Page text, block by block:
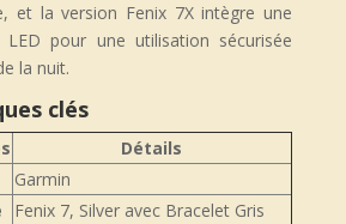
et la version Fenix 7X intègre une
pour une utilisation sécurisée
la nuit.
clés
Détails
Garmin
Fenix 7, Silver avec Bracelet Gris